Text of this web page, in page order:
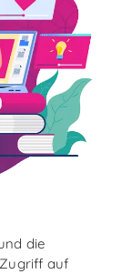
die
auf